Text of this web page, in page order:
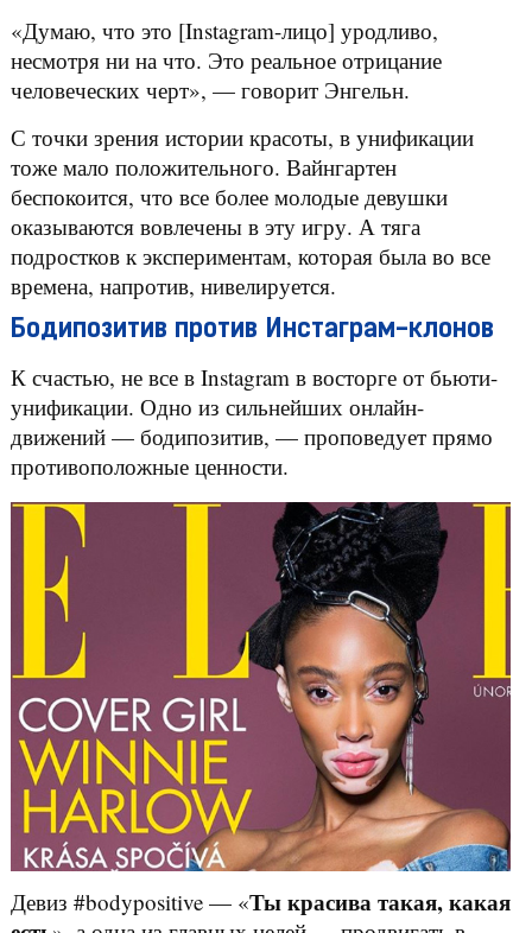
«Думаю, что это [Instagram-лицо] уродливо,
несмотря ни на что. Это реальное отрицание
человеческих черт», — говорит Энгельн.
С точки зрения истории красоты, в унификации
тоже мало положительного. Вайнгартен
беспокоится, что все более молодые девушки
оказываются вовлечены в эту игру. А тяга
подростков к экспериментам, которая была во все
времена, напротив, нивелируется.
Бодипозитив против Инстаграм-клонов
К счастью, не все в Instagram в восторге от бьюти-
унификации. Одно из сильнейших онлайн-
движений — бодипозитив, — проповедует прямо
противоположные ценности.
Девиз #bodypositive — «Ты красива такая, какая